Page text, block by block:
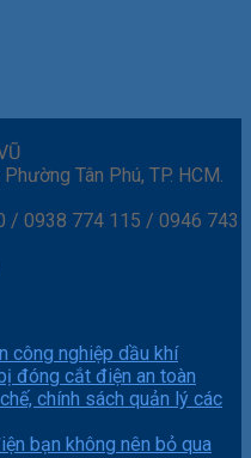
Tân Phú, TP. HCM.
/ 0938 774 115 / 0946 743
công nghiệp dầu khí
đóng cắt điện an toàn
chính sách quản lý các
bạn không nên bỏ qua